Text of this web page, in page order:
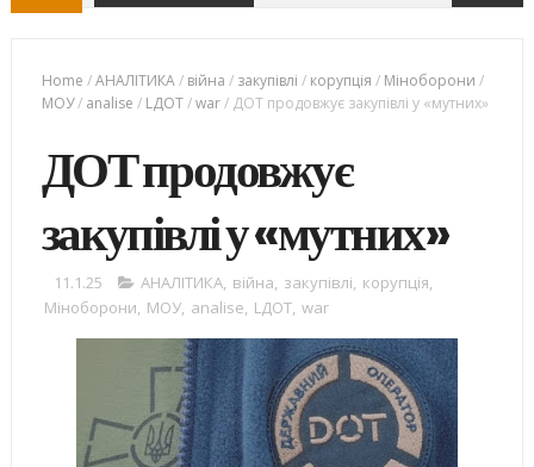
Home /АНАЛІТИКА/ війна / закупівлі / корупція / Міноборони /
МОУ/ analise / LДОТ/war/ ДОТ продовжує закупівлі у «мутних»
ДОТ продовжує
закупівлі у «мутних»
11.1.25 АНАЛІТИКА, війна, закупівлі, корупція,
Міноборони, МОУ, analise, LДОТ, war